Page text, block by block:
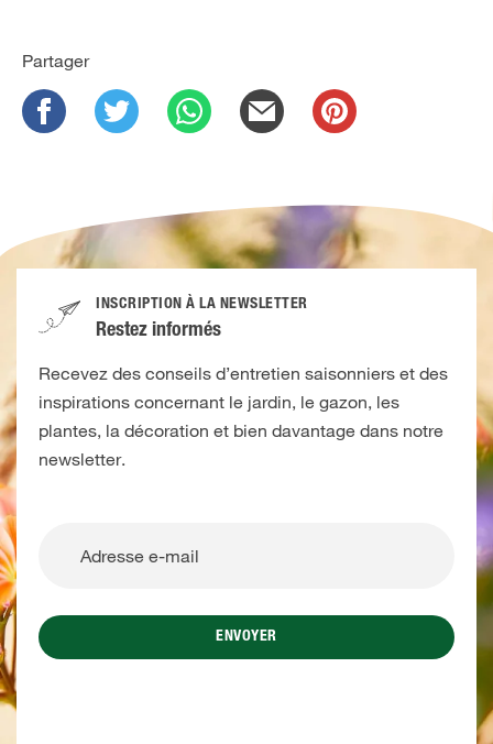
Partager
INSCRIPTION À LA NEWSLETTER
Restez informés
Recevez des conseils d’entretien saisonniers et des
inspirations concernant le jardin, le gazon, les
plantes, la décoration et bien davantage dans notre
newsletter.
ENVOYER